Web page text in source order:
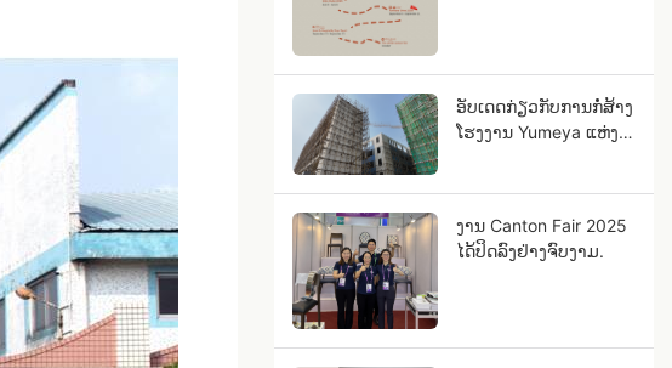
ອັບເດດກ່ຽວກັບການກໍ່ສ້າງ
ໂຮງງານ Yumeya ແຫ່ງ
ງານ Canton Fair 2025
ໄດ້ປິດລົງຢ່າງຈົບງາມ.